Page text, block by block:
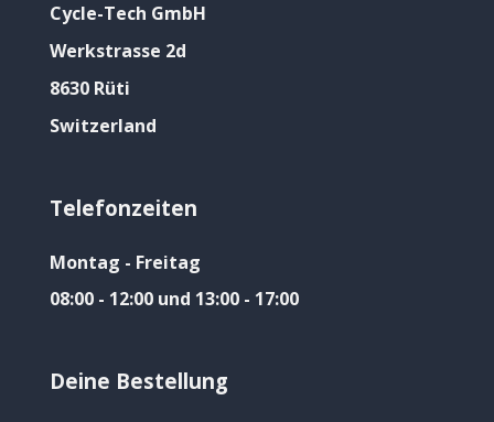
Cycle-Tech GmbH
Werkstrasse 2d
8630 Rüti
Switzerland
Telefonzeiten
Montag - Freitag
08:00 - 12:00 und 13:00 - 17:00
Deine Bestellung